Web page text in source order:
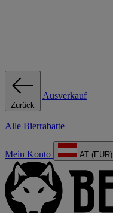
Zurück
Ausverkauf
Alle Bierrabatte
Mein Konto AT (EUR)